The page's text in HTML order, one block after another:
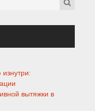
вытяжки в